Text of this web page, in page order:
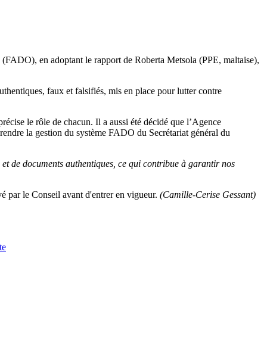
en adoptant le rapport de Roberta Metsola (PPE, maltaise),
faux et falsifiés, mis en place pour lutter contre
le rôle de chacun. Il a aussi été décidé que l’Agence
la gestion du système FADO du Secrétariat général du
de documents authentiques, ce qui contribue à garantir nos
par le Conseil avant d'entrer en vigueur. (Camille-Cerise Gessant)